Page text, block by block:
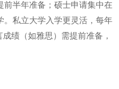
前半年准备；硕士申请集中在
。私立大学入学更灵活，每年
绩（如雅思）需提前准备，